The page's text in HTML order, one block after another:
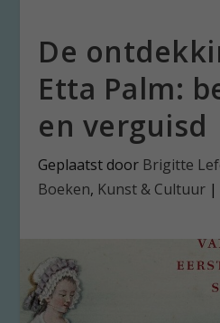
De
Etta Palm:
en verguisd
Geplaatst door Brigitte
Boeken, Kunst & Cultuur |